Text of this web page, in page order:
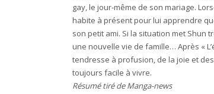
gay, le jour-même de son mariage.
habite à présent pour lui apprendre
son petit ami. Si la situation met Shun
une nouvelle vie de famille… Après «
tendresse à profusion, de la joie et
toujours facile à vivre.
Résumé tiré de Manga-news